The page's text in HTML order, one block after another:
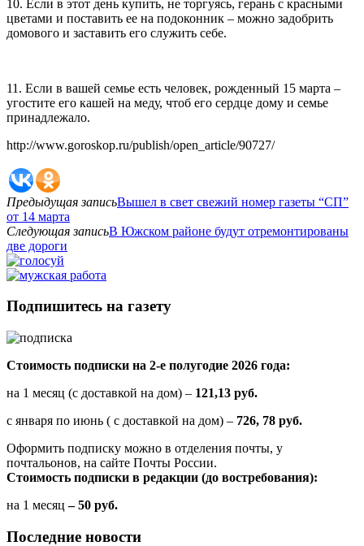
10. Если в этот день купить, не торгуясь, герань с красными
цветами и поставить ее на подоконник – можно задобрить
домового и заставить его служить себе.
11. Если в вашей семье есть человек, рожденный 15 марта –
угостите его кашей на меду, чтоб его сердце дому и семье
принадлежало.
http://www.goroskop.ru/publish/open_article/90727/
Предыдущая записьВышел в свет свежий номер газеты “СП”
от 14 марта
Следующая записьВ Южском районе будут отремонтированы
две дороги
Подпишитесь на газету
Стоимость подписки на 2-е полугодие 2026 года:
на 1 месяц (с доставкой на дом) – 121,13 руб.
с января по июнь ( с доставкой на дом) – 726, 78 руб.
Оформить подписку можно в отделения почты, у
почтальонов, на сайте Почты России.
Стоимость подписки в редакции (до востребования):
на 1 месяц – 50 руб.
Последние новости